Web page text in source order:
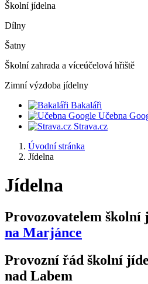
Školní jídelna
Dílny
Šatny
Školní zahrada a víceúčelová hřiště
Zimní výzdoba jídelny
Bakaláři
Učebna
Strava.cz
Úvodní stránka
Jídelna
Jídelna
Provozovatelem školní
na Marjánce
Provozní řád školní
nad Labem